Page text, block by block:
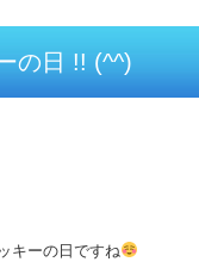
の日 !! (^^)
キーの日ですね